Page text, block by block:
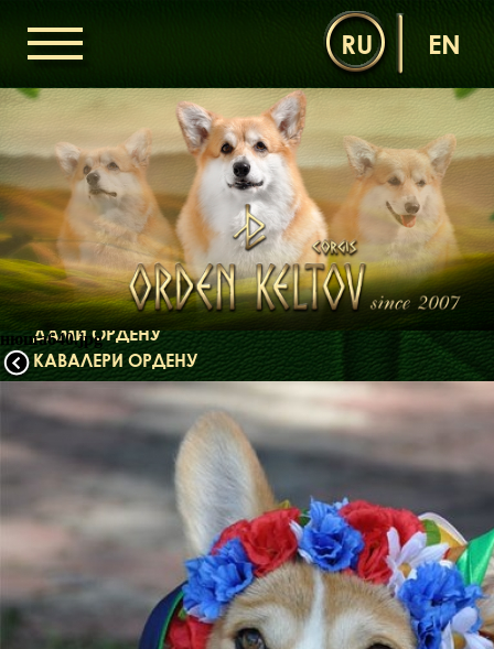
нюша640.jpg
RU EN
ОРДЕН КЕЛЬТІВ
НОВИНИ
ДИТЯЧА КІМНАТА
КОНТАКТИ
НАШІ КОРГІ
ДАМИ ОРДЕНУ
КАВАЛЕРИ ОРДЕНУ
ДИТЯЧА КІМНАТА
БІБЛІОТЕКА
МІФИ
ФАКТИ
БЛОГ
ГАЛЕРЕЇ